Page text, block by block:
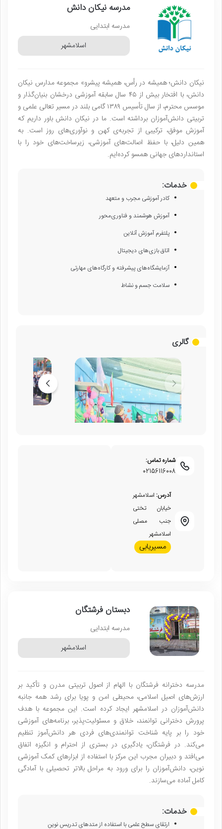
مدرسه نیکان دانش
مدرسه ابتدایی
اسلامشهر
نیکان دانش؛ همیشه در رأس، همیشه پیشرو» مجموعه مدارس نیکان
دانش، با افتخار بیش از ۴۵ سال سابقه آموزشی درخشان بنیان‌گذار و
موسس محترم، از سال تأسیس ۱۳۸۹ گامی بلند در مسیر تعالی علمی و
تربیتی دانش‌آموزان برداشته است. ما در نیکان دانش باور داریم که
آموزش موفق، ترکیبی از تجربه‌ی کهن و نوآوری‌های روز است. به
همین دلیل، با حفظ اصالت‌های آموزشی، زیرساخت‌های خود را با
استانداردهای جهانی همسو کرده‌ایم.
خدمات:
کادر آموزشی مجرب و متعهد
آموزش هوشمند و فناوری‌محور
پلتفرم آموزش آنلاین
اتاق بازی‌های دیجیتال
آزمایشگاه‌های پیشرفته و کارگاه‌های مهارتی
سلامت جسم و نشاط
گالری
شماره تماس:
02156116008
آدرس: اسلامشهر
خیابان تختی
جنب مصلی
اسلامشهر
مسیریابی
دبستان فرشتگان
مدرسه ابتدایی
اسلامشهر
مدرسه دخترانه فرشتگان با الهام از اصول تربیتی مدرن و تأکید بر
ارزش‌های اصیل اسلامی، محیطی امن و پویا برای رشد همه جانبه
دانش‌آموزان در اسلامشهر ایجاد کرده است. این مجموعه با هدف
پرورش دخترانی توانمند، خلاق و مسئولیت‌پذیر، برنامه‌های آموزشی
خود را بر پایه شناخت توانمندی‌های فردی هر دانش‌آموز تنظیم
می‌کند. در فرشتگان، یادگیری در بستری از احترام و انگیزه اتفاق
می‌افتد و دبیران مجرب این مرکز با استفاده از ابزارهای کمک‌ آموزشی
نوین، دانش‌آموزان را برای ورود به مراحل بالاتر تحصیلی با آمادگی
کامل آماده می‌سازند.
خدمات:
ارتقای سطح علمی با استفاده از متدهای تدریس نوین